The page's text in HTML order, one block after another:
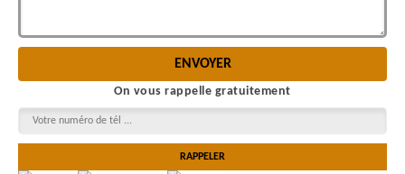
On vous rappelle gratuitement